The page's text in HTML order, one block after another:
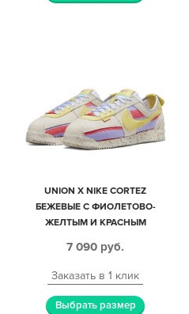
UNION X NIKE CORTEZ
БЕЖЕВЫЕ С ФИОЛЕТОВО-
ЖЕЛТЫМ И КРАСНЫМ
ЖЕНСКИЕ (35-44)
7 090 руб.
Заказать в 1 клик
Выбрать размер